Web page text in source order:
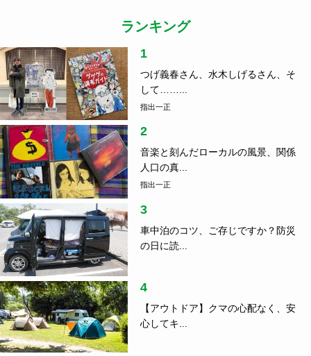
ランキング
1
つげ義春さん、水木しげるさん、そ
して……...
指出一正
2
音楽と刻んだローカルの風景、関係
人口の真...
指出一正
3
車中泊のコツ、ご存じですか？防災
の日に読...
4
【アウトドア】クマの心配なく、安
心してキ...